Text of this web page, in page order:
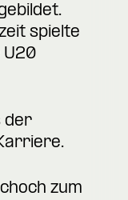
spielte
U20
der
zum